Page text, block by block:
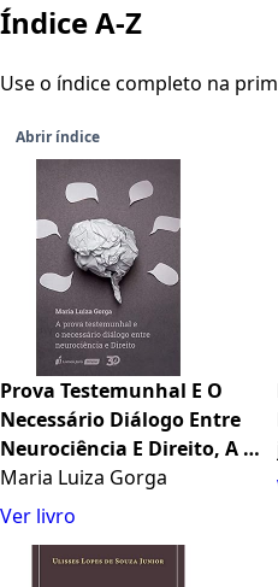
Índice A-Z
Use o índice completo na
Abrir índice
Prova Testemunhal E O
Necessário Diálogo Entre
Neurociência E Direito, A -
2020
Maria Luiza Gorga
Ver livro